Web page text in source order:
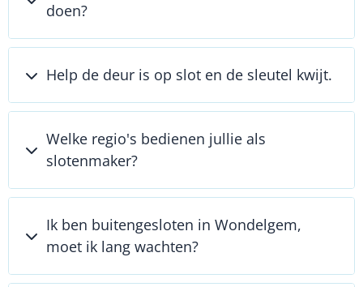
doen?
Help de deur is op slot en de sleutel kwijt.
Welke regio's bedienen jullie als
slotenmaker?
Ik ben buitengesloten in Wondelgem,
moet ik lang wachten?